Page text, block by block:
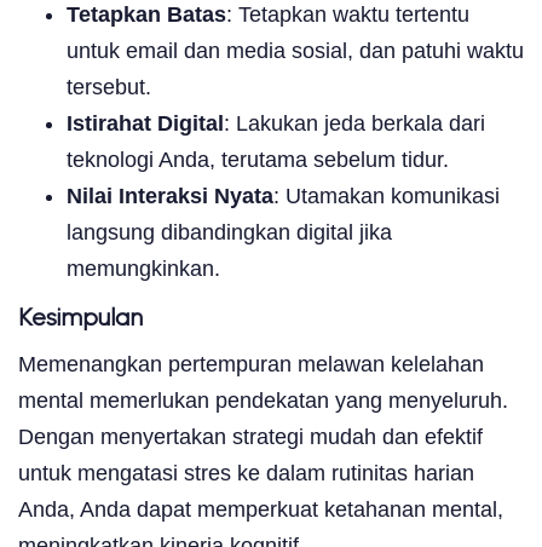
Tetapkan Batas: Tetapkan waktu tertentu
untuk email dan media sosial, dan patuhi waktu
tersebut.
Istirahat Digital: Lakukan jeda berkala dari
teknologi Anda, terutama sebelum tidur.
Nilai Interaksi Nyata: Utamakan komunikasi
langsung dibandingkan digital jika
memungkinkan.
Kesimpulan
Memenangkan pertempuran melawan kelelahan
mental memerlukan pendekatan yang menyeluruh.
Dengan menyertakan strategi mudah dan efektif
untuk mengatasi stres ke dalam rutinitas harian
Anda, Anda dapat memperkuat ketahanan mental,